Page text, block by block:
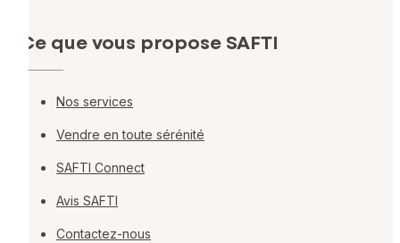
Ce que vous propose SAFTI
Nos services
Vendre en toute sérénité
SAFTI Connect
Avis SAFTI
Contactez-nous